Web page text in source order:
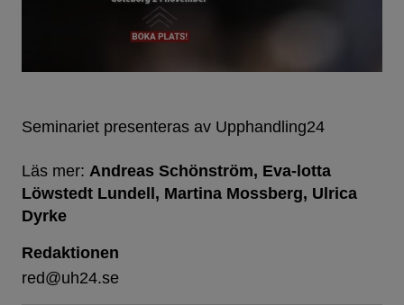
Seminariet presenteras av Upphandling24
Läs mer: Andreas Schönström Eva-lotta
Löwstedt Lundell
Martina Mossberg Ulrica
Dyrke
Redaktionen
red@uh24.se